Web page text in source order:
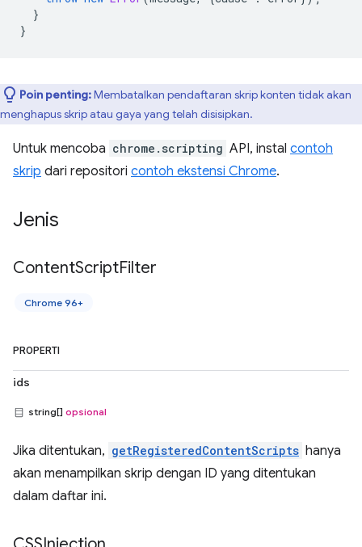
}
}
Poin penting:Membatalkan pendaftaran skrip konten tidak akan
menghapus skrip atau gaya yang telah disisipkan.
Untuk mencoba chrome.scripting API, instal contoh
skrip dari repositori contoh ekstensi Chrome.
Jenis
ContentScriptFilter
Chrome 96+
PROPERTI
ids
string[] opsional
Jika ditentukan, getRegisteredContentScripts hanya
akan menampilkan skrip dengan ID yang ditentukan
dalam daftar ini.